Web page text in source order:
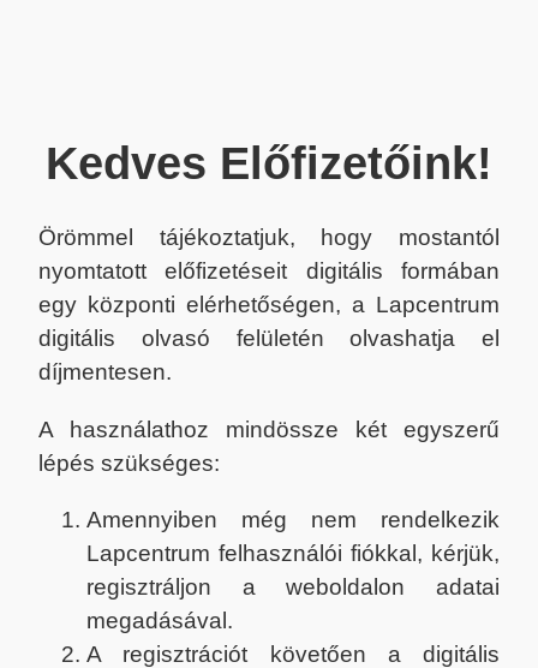
Kedves Előfizetőink!
Örömmel tájékoztatjuk, hogy mostantól
nyomtatott előfizetéseit digitális formában
egy központi elérhetőségen, a Lapcentrum
digitális olvasó felületén olvashatja el
díjmentesen.
A használathoz mindössze két egyszerű
lépés szükséges:
Amennyiben még nem rendelkezik
Lapcentrum felhasználói fiókkal, kérjük,
regisztráljon a weboldalon adatai
megadásával.
A regisztrációt követően a digitális